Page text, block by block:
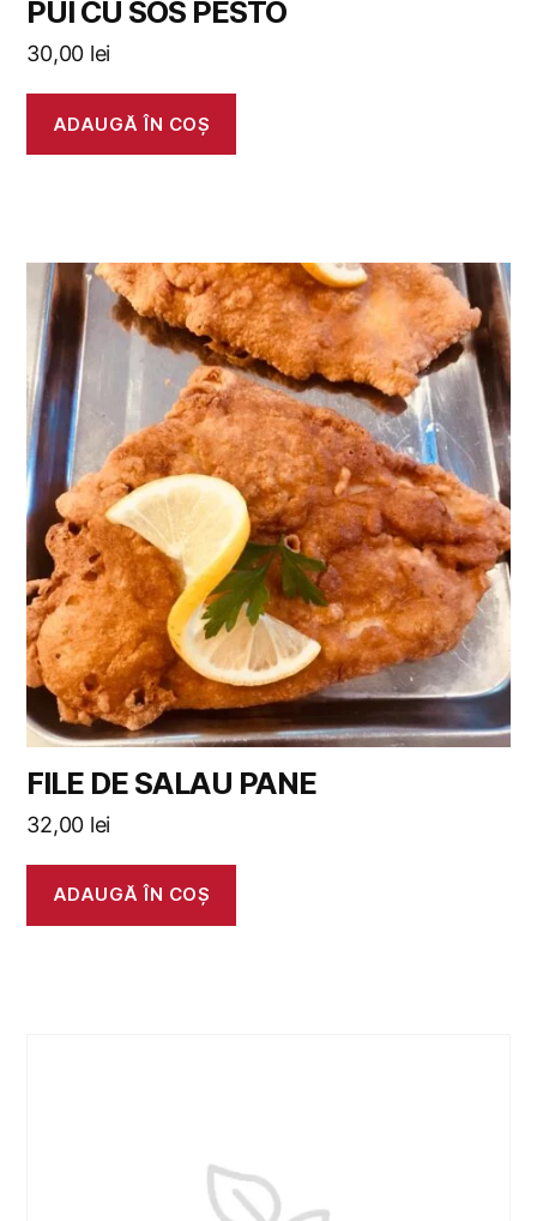
PUI CU SOS PESTO
30,00 lei
ADAUGĂ ÎN COȘ
FILE DE SALAU PANE
32,00 lei
ADAUGĂ ÎN COȘ